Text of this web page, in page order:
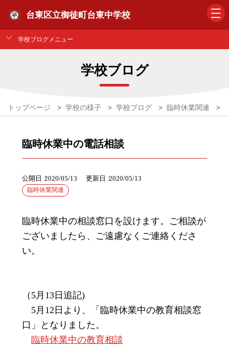
台東区立御徒町台東中学校
学校ブログメニュー
学校ブログ
トップページ > 学校の様子 > 学校ブログ > 臨時休業関連 >
臨時休業中の電話相談
公開日 2020/05/13 更新日 2020/05/13
臨時休業関連
臨時休業中の相談窓口を設けます。ご相談が
ございましたら、ご遠慮なくご連絡くださ
い。
（5月13日追記)
5月12日より、「臨時休業中の教育相談窓
口」となりました。
臨時休業中の教育相談